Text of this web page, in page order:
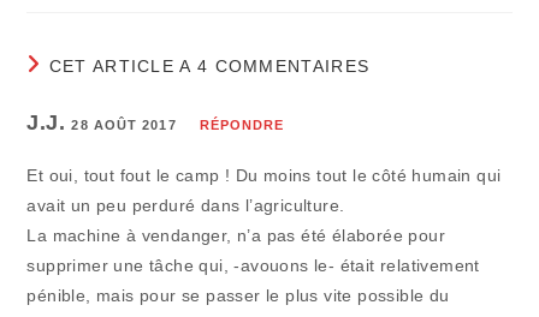
CET ARTICLE A 4 COMMENTAIRES
J.J.28 AOÛT 2017 RÉPONDRE
Et oui, tout fout le camp ! Du moins tout le côté humain qui
avait un peu perduré dans l’agriculture.
La machine à vendanger, n’a pas été élaborée pour
supprimer une tâche qui, -avouons le- était relativement
pénible, mais pour se passer le plus vite possible du